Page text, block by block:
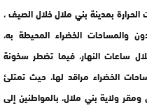
الحرارة بمدينة بني ملال خلال الصيف ،
والمساحات الخضراء المحيطة به،
ساعات النهار، فيما تضطر سخونة
الخضراء مراقد لها، حيث تمتلئ
ولاية بني ملال، بالمواطنين إلى